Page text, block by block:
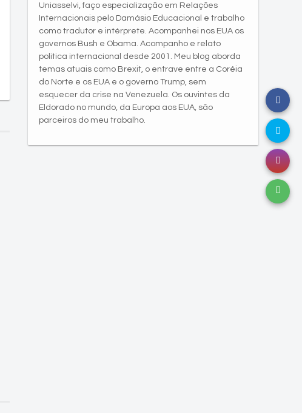
Uniasselvi, faço especialização em Relações
Internacionais pelo Damásio Educacional e trabalho
como tradutor e intérprete. Acompanhei nos EUA os
governos Bush e Obama. Acompanho e relato
politica internacional desde 2001. Meu blog aborda
temas atuais como Brexit, o entrave entre a Coréia
do Norte e os EUA e o governo Trump, sem
esquecer da crise na Venezuela. Os ouvintes da
Eldorado no mundo, da Europa aos EUA, são
parceiros do meu trabalho.